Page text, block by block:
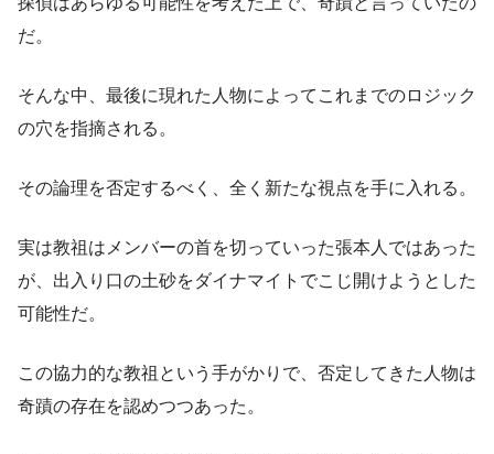
だ。
そんな中、最後に現れた人物によってこれまでのロジック
の穴を指摘される。
その論理を否定するべく、全く新たな視点を手に入れる。
実は教祖はメンバーの首を切っていった張本人ではあった
が、出入り口の土砂をダイナマイトでこじ開けようとした
可能性だ。
この協力的な教祖という手がかりで、否定してきた人物は
奇蹟の存在を認めつつあった。